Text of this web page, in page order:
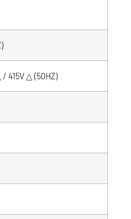
415V △ (50HZ)